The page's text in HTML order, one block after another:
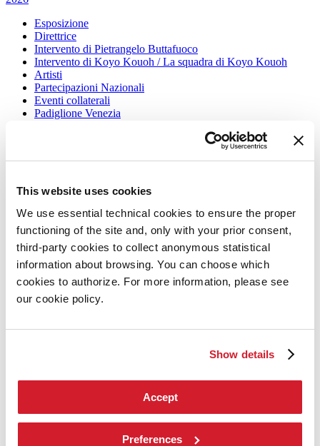
This website uses cookies
We use essential technical cookies to ensure the proper
functioning of the site and, only with your prior consent,
third-party cookies to collect anonymous statistical
information about browsing. You can choose which
cookies to authorize. For more information, please see
our cookie policy.
Show details
Accept
Preferences
Esposizione
Direttrice
Intervento di Pietrangelo Buttafuoco
Intervento di Koyo Kouoh / La squadra di Koyo Kouoh
Artisti
Partecipazioni Nazionali
Eventi collaterali
Padiglione Venezia
Accrediti
FAQ
Servizi al pubblico
Come raggiungerci
Contatti
Press
Architettura
Eventi Collaterali (procedura)
Edizioni passate